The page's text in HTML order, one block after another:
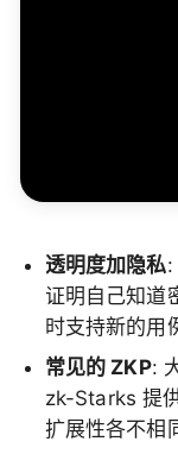
透明度加隐私:
证明自己知道
时支持新的用
常见的 ZKP:
zk-Starks 提
扩展性各不相